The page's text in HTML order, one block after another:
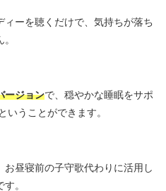
ィーを聴くだけで、気持ちが落ち
ージョンで、穏やかな睡眠をサポ
いうことができます。
昼寝前の子守歌代わりに活用し
。